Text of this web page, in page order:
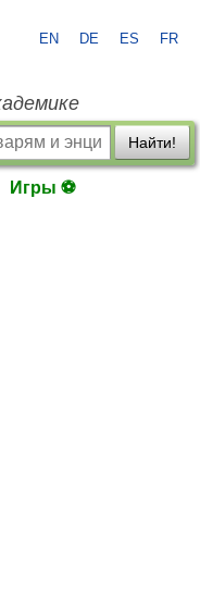
EN DE ES FR
Найти!
Игры ⚽